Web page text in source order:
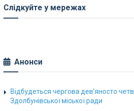
Слідкуйте у мережах
Анонси
Відбудеться чергова дев’яносто
Здолбунівської міської ради